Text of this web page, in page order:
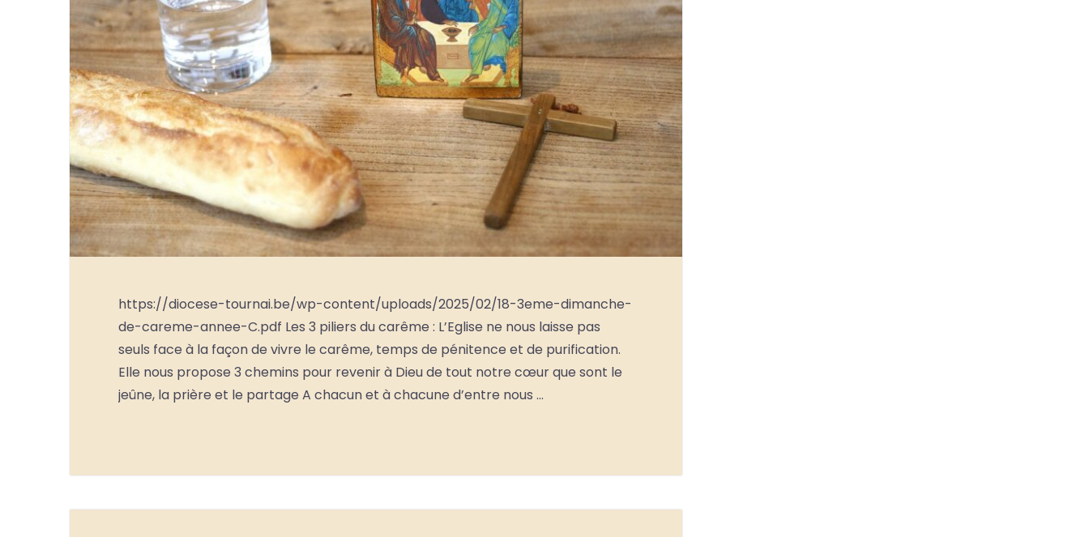
https://diocese-tournai.be/wp-content/uploads/2025/02/18-3eme-dimanche-
de-careme-annee-C.pdf Les 3 piliers du carême : L’Eglise ne nous laisse pas
seuls face à la façon de vivre le carême, temps de pénitence et de purification.
Elle nous propose 3 chemins pour revenir à Dieu de tout notre cœur que sont le
jeûne, la prière et le partage A chacun et à chacune d’entre nous …